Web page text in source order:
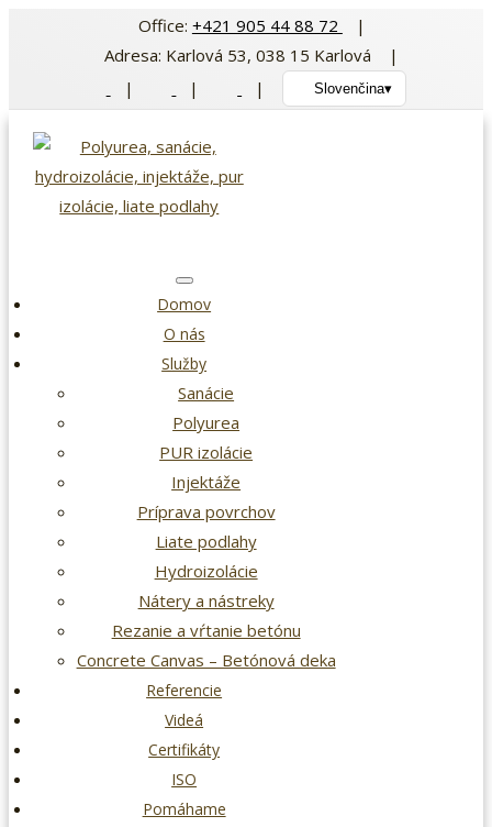
Office: +421 905 44 88 72
|
Adresa: Karlová 53, 038 15 Karlová |
|
| | Slovenčina▾
Domov
O nás
Služby
Sanácie
Polyurea
PUR izolácie
Injektáže
Príprava povrchov
Liate podlahy
Hydroizolácie
Nátery a nástreky
Rezanie a vŕtanie betónu
Concrete Canvas – Betónová deka
Referencie
Videá
Certifikáty
ISO
Pomáhame